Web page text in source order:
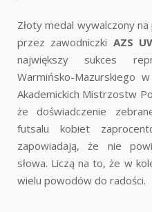
Złoty medal wywalczony
przez zawodniczki AZS
największy sukces
Warmińsko-Mazurskiego
Akademickich Mistrzostw
że doświadczenie
futsalu kobiet
zapowiadają, że nie
słowa. Liczą na to, że w
wielu powodów do radości.